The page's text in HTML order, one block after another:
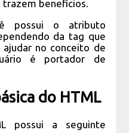
trazem benefícios.
possui o atributo
da tag que
no conceito de
é portador de
do HTML
possui a seguinte